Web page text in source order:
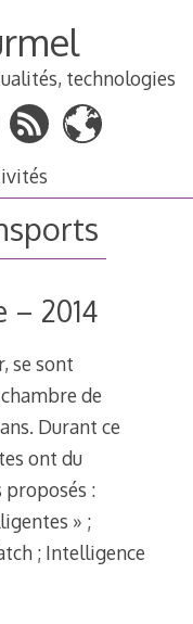
technologies
– 2014
se sont
de
Durant ce
ont du
proposés :
» ;
; Intelligence